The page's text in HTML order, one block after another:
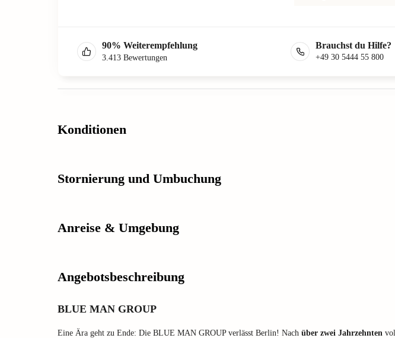
90% Weiterempfehlung
3.413 Bewertungen
Brauchst du Hilfe?
+49 30 5444 55 800
Konditionen
Stornierung und Umbuchung
Anreise & Umgebung
Angebotsbeschreibung
BLUE MAN GROUP
Eine Ära geht zu Ende: Die BLUE MAN GROUP verlässt Berlin! Nach über zwei Jahrzehnten